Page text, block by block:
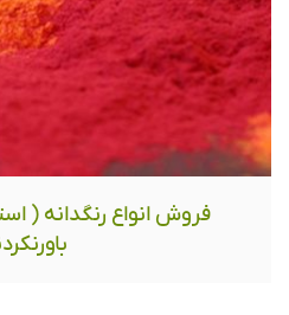
فروش انواع رنگدانه (